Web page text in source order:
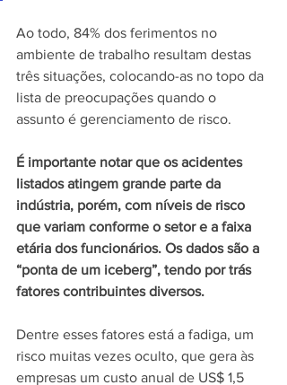
Ao todo, 84% dos ferimentos no
ambiente de trabalho resultam destas
três situações, colocando-as no topo da
lista de preocupações quando o
assunto é gerenciamento de risco.
É importante notar que os acidentes
listados atingem grande parte da
indústria, porém, com níveis de risco
que variam conforme o setor e a faixa
etária dos funcionários. Os dados são a
“ponta de um iceberg”, tendo por trás
fatores contribuintes diversos.
Dentre esses fatores está a fadiga, um
risco muitas vezes oculto, que gera às
empresas um custo anual de US$ 1,5